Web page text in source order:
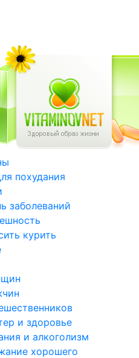
похудания
заболеваний
курить
и здоровье
и алкоголизм
хорошего